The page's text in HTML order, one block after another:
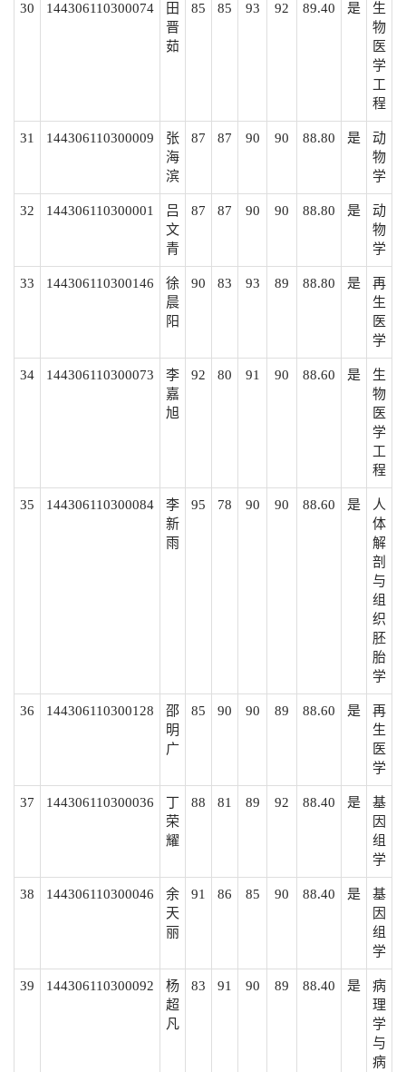
30 144306110300074
田
晋
茹
85 85 93 92 89.40 是
生
物
医
学
工
程
31 144306110300009
张
海
滨
87 87 90 90 88.80 是
动
物
学
32 144306110300001
吕
文
青
87 87 90 90 88.80 是
动
物
学
33 144306110300146
徐
晨
阳
90 83 93 89 88.80 是
再
生
医
学
34 144306110300073
李
嘉
旭
92 80 91 90 88.60 是
生
物
医
学
工
程
35 144306110300084
李
新
雨
95 78 90 90 88.60 是
人
体
解
剖
与
组
织
胚
胎
学
36 144306110300128
邵
明
广
85 90 90 89 88.60 是
再
生
医
学
37 144306110300036
丁
荣
耀
88 81 89 92 88.40 是
基
因
组
学
38 144306110300046
余
天
丽
91 86 85 90 88.40 是
基
因
组
学
39 144306110300092
杨
超
凡
83 91 90 89 88.40 是
病
理
学
与
病